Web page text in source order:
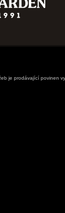
je prodávající povinen